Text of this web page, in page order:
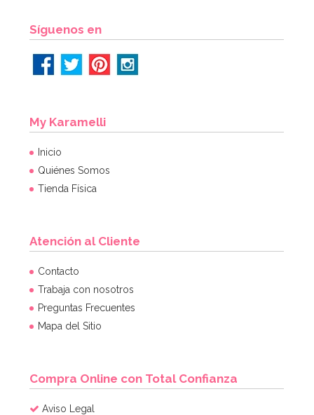
Síguenos en
My Karamelli
Inicio
Quiénes Somos
Tienda Física
Atención al Cliente
Contacto
Trabaja con nosotros
Preguntas Frecuentes
Mapa del Sitio
Compra Online con Total Confianza
Aviso Legal